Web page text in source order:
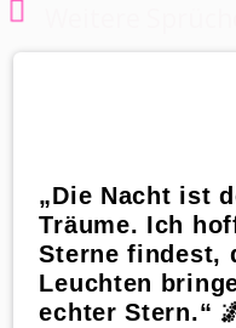
„Die Nacht ist
Träume. Ich
Sterne findest,
Leuchten
echter Stern.“